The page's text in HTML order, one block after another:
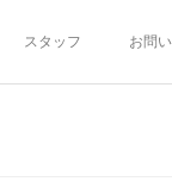
スタッフ お問